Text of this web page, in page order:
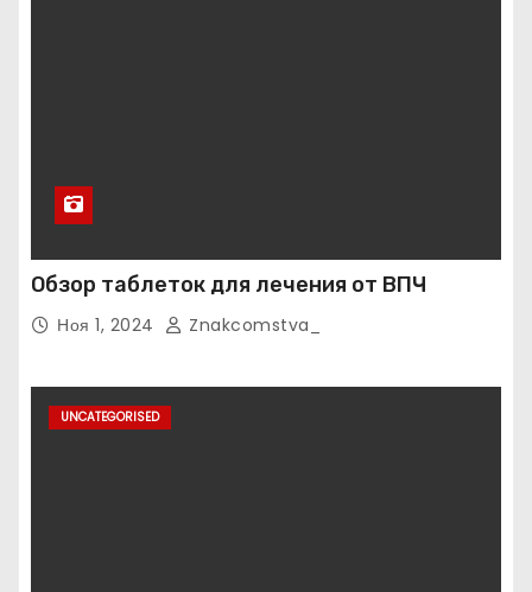
Обзор таблеток для лечения от ВПЧ
Ноя 1, 2024 Znakcomstva_
UNCATEGORISED